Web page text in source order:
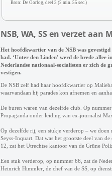
Bron: De Oorlog, deel 3 (2 min. 55 sec.)
NSB, WA, SS en verzet
Het hoofdkwartier van de NSB was
had. ‘Unter den Linden’ werd de brede allee
Nederlandse nationaal-socialisten er zich de
vestigen.
De NSB zelf had haar hoofdkwartier op
waarvandaan hij parades kon afnemen en
De buren waren van dezelfde club. Op
Propaganda onder leiding van ex-journalist
Op dezelfde rij, een stukje verderop – we
Seyss-Inquart. Dat was het grootste deel van
12, zat het Utrechtse kantoor van de Grüne
Een stuk verderop, op nummer 66, zat de
Heinrich Himmler, de chef van de SS, op